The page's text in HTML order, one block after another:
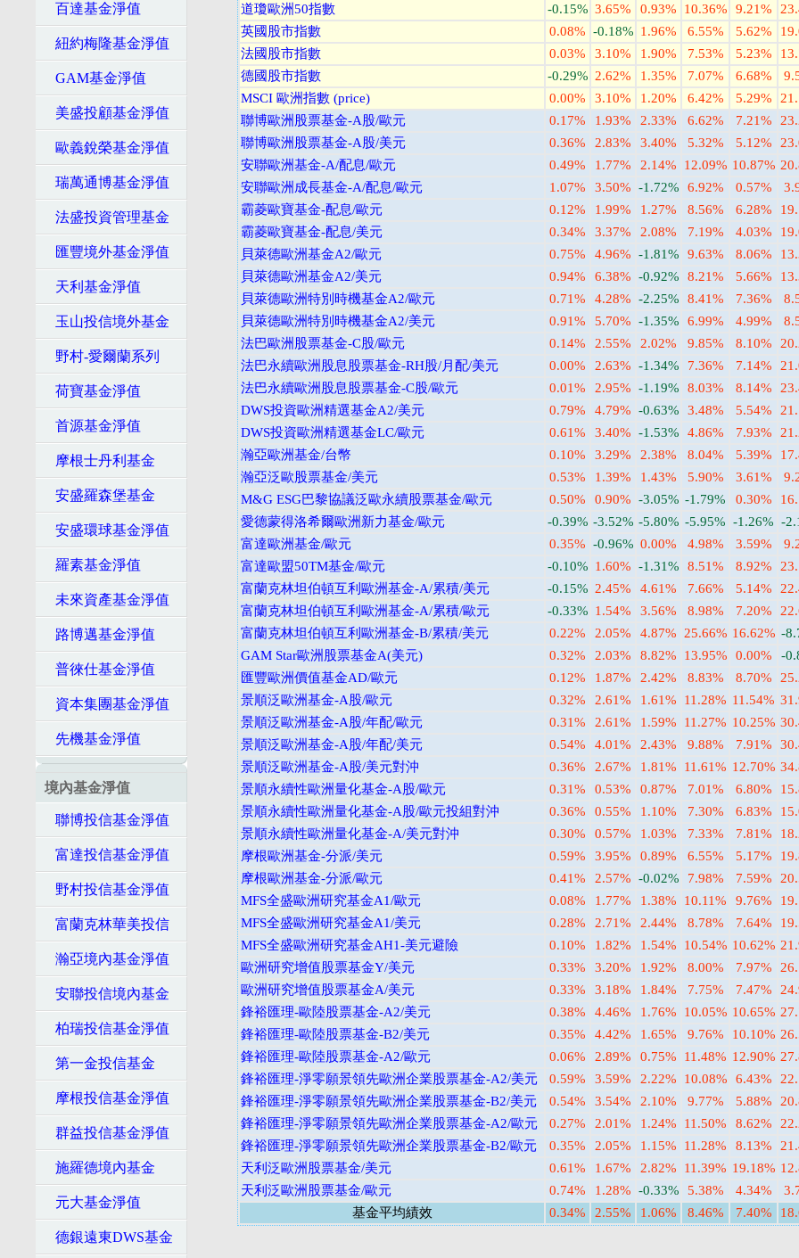
百達基金淨值
紐約梅隆基金淨值
GAM基金淨值
美盛投顧基金淨值
歐義銳榮基金淨值
瑞萬通博基金淨值
法盛投資管理基金
匯豐境外基金淨值
天利基金淨值
玉山投信境外基金
野村-愛爾蘭系列
荷寶基金淨值
首源基金淨值
摩根士丹利基金
安盛羅森堡基金
安盛環球基金淨值
羅素基金淨值
未來資產基金淨值
路博邁基金淨值
普徠仕基金淨值
資本集團基金淨值
先機基金淨值
境內基金淨值
聯博投信基金淨值
富達投信基金淨值
野村投信基金淨值
富蘭克林華美投信
瀚亞境內基金淨值
安聯投信境內基金
柏瑞投信基金淨值
第一金投信基金
摩根投信基金淨值
群益投信基金淨值
施羅德境內基金
元大基金淨值
德銀遠東DWS基金
道瓊歐洲50指數
-0.15% 3.65% 0.93% 10.36% 9.21%
英國股市指數
0.08% -0.18% 1.96% 6.55% 5.62%
法國股市指數
0.03% 3.10% 1.90% 7.53% 5.23%
德國股市指數
-0.29% 2.62% 1.35% 7.07% 6.68%
MSCI 歐洲指數 (price)
0.00% 3.10% 1.20% 6.42% 5.29%
聯博歐洲股票基金-A股/歐元
0.17% 1.93% 2.33% 6.62% 7.21%
聯博歐洲股票基金-A股/美元
0.36% 2.83% 3.40% 5.32% 5.12%
安聯歐洲基金-A/配息/歐元
0.49% 1.77% 2.14% 12.09% 10.87%
安聯歐洲成長基金-A/配息/歐元
1.07% 3.50% -1.72% 6.92% 0.57%
霸菱歐寶基金-配息/歐元
0.12% 1.99% 1.27% 8.56% 6.28%
霸菱歐寶基金-配息/美元
0.34% 3.37% 2.08% 7.19% 4.03%
貝萊德歐洲基金A2/歐元
0.75% 4.96% -1.81% 9.63% 8.06%
貝萊德歐洲基金A2/美元
0.94% 6.38% -0.92% 8.21% 5.66%
貝萊德歐洲特別時機基金A2/歐元
0.71% 4.28% -2.25% 8.41% 7.36%
貝萊德歐洲特別時機基金A2/美元
0.91% 5.70% -1.35% 6.99% 4.99%
法巴歐洲股票基金-C股/歐元
0.14% 2.55% 2.02% 9.85% 8.10%
法巴永續歐洲股息股票基金-RH股/月配/美元
0.00% 2.63% -1.34% 7.36% 7.14%
法巴永續歐洲股息股票基金-C股/歐元
0.01% 2.95% -1.19% 8.03% 8.14%
DWS投資歐洲精選基金A2/美元
0.79% 4.79% -0.63% 3.48% 5.54%
DWS投資歐洲精選基金LC/歐元
0.61% 3.40% -1.53% 4.86% 7.93%
瀚亞歐洲基金/台幣
0.10% 3.29% 2.38% 8.04% 5.39%
瀚亞泛歐股票基金/美元
0.53% 1.39% 1.43% 5.90% 3.61%
M&G ESG巴黎協議泛歐永續股票基金/歐元
0.50% 0.90% -3.05% -1.79% 0.30%
愛德蒙得洛希爾歐洲新力基金/歐元
-0.39% -3.52% -5.80% -5.95% -1.26% -
富達歐洲基金/歐元
0.35% -0.96% 0.00% 4.98% 3.59%
富達歐盟50TM基金/歐元
-0.10% 1.60% -1.31% 8.51% 8.92%
富蘭克林坦伯頓互利歐洲基金-A/累積/美元
-0.15% 2.45% 4.61% 7.66% 5.14%
富蘭克林坦伯頓互利歐洲基金-A/累積/歐元
-0.33% 1.54% 3.56% 8.98% 7.20%
富蘭克林坦伯頓互利歐洲基金-B/累積/美元
0.22% 2.05% 4.87% 25.66% 16.62% -
GAM Star歐洲股票基金A(美元)
0.32% 2.03% 8.82% 13.95% 0.00%
-
匯豐歐洲價值基金AD/歐元
0.12% 1.87% 2.42% 8.83% 8.70%
景順泛歐洲基金-A股/歐元
0.32% 2.61% 1.61% 11.28% 11.54%
景順泛歐洲基金-A股/年配/歐元
0.31% 2.61% 1.59% 11.27% 10.25%
景順泛歐洲基金-A股/年配/美元
0.54% 4.01% 2.43% 9.88% 7.91%
景順泛歐洲基金-A股/美元對沖
0.36% 2.67% 1.81% 11.61% 12.70%
景順永續性歐洲量化基金-A股/歐元
0.31% 0.53% 0.87% 7.01% 6.80%
景順永續性歐洲量化基金-A股/歐元投組對沖
0.36% 0.55% 1.10% 7.30% 6.83%
景順永續性歐洲量化基金-A/美元對沖
0.30% 0.57% 1.03% 7.33% 7.81%
摩根歐洲基金-分派/美元
0.59% 3.95% 0.89% 6.55% 5.17%
摩根歐洲基金-分派/歐元
0.41% 2.57% -0.02% 7.98% 7.59%
MFS全盛歐洲研究基金A1/歐元
0.08% 1.77% 1.38% 10.11% 9.76%
MFS全盛歐洲研究基金A1/美元
0.28% 2.71% 2.44% 8.78% 7.64%
MFS全盛歐洲研究基金AH1-美元避險
0.10% 1.82% 1.54% 10.54% 10.62%
歐洲研究增值股票基金Y/美元
0.33% 3.20% 1.92% 8.00% 7.97%
歐洲研究增值股票基金A/美元
0.33% 3.18% 1.84% 7.75% 7.47%
鋒裕匯理-歐陸股票基金-A2/美元
0.38% 4.46% 1.76% 10.05% 10.65%
鋒裕匯理-歐陸股票基金-B2/美元
0.35% 4.42% 1.65% 9.76% 10.10%
鋒裕匯理-歐陸股票基金-A2/歐元
0.06% 2.89% 0.75% 11.48% 12.90%
鋒裕匯理-淨零願景領先歐洲企業股票基金-A2/美元
0.59% 3.59% 2.22% 10.08% 6.43%
鋒裕匯理-淨零願景領先歐洲企業股票基金-B2/美元
0.54% 3.54% 2.10% 9.77% 5.88%
鋒裕匯理-淨零願景領先歐洲企業股票基金-A2/歐元
0.27% 2.01% 1.24% 11.50% 8.62%
鋒裕匯理-淨零願景領先歐洲企業股票基金-B2/歐元
0.35% 2.05% 1.15% 11.28% 8.13%
天利泛歐洲股票基金/美元
0.61% 1.67% 2.82% 11.39% 19.18%
天利泛歐洲股票基金/歐元
0.74% 1.28% -0.33% 5.38% 4.34%
基金平均績效
0.34% 2.55% 1.06% 8.46% 7.40%